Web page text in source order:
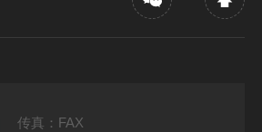
传真：FAX